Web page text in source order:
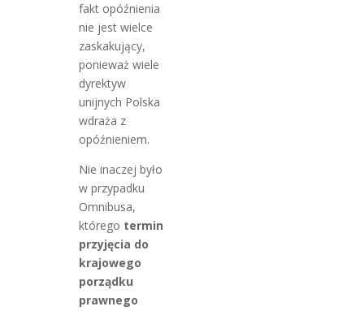
fakt opóźnienia
nie jest wielce
zaskakujący,
ponieważ wiele
dyrektyw
unijnych Polska
wdraża z
opóźnieniem.
Nie inaczej było
w przypadku
Omnibusa,
którego termin
przyjęcia do
krajowego
porządku
prawnego